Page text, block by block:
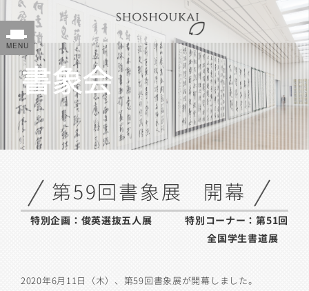
書象会
第59回書象展 開幕
特別企画：俊英選抜五人展 特別コーナー：第51回
全国学生書道展
2020年6月11日（木）、第59回書象展が開幕しました。